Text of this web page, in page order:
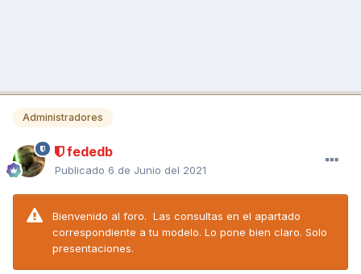
Administradores
fededb
Publicado 6 de Junio del 2021
Bienvenido al foro. Las consultas en el apartado
correspondiente a tu modelo. Lo pone bien claro. Solo
presentaciones.